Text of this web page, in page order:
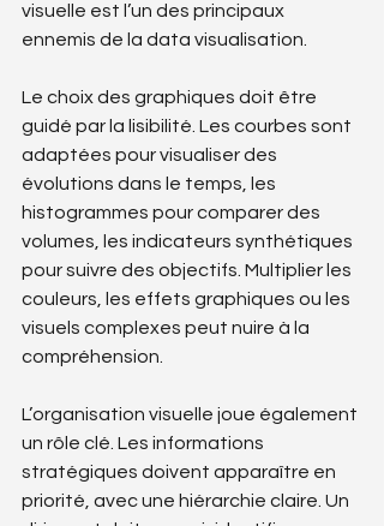
visuelle est l’un des principaux
ennemis de la data visualisation.
Le choix des graphiques doit être
guidé par la lisibilité. Les courbes sont
adaptées pour visualiser des
évolutions dans le temps, les
histogrammes pour comparer des
volumes, les indicateurs synthétiques
pour suivre des objectifs. Multiplier les
couleurs, les effets graphiques ou les
visuels complexes peut nuire à la
compréhension.
L’organisation visuelle joue également
un rôle clé. Les informations
stratégiques doivent apparaître en
priorité, avec une hiérarchie claire. Un